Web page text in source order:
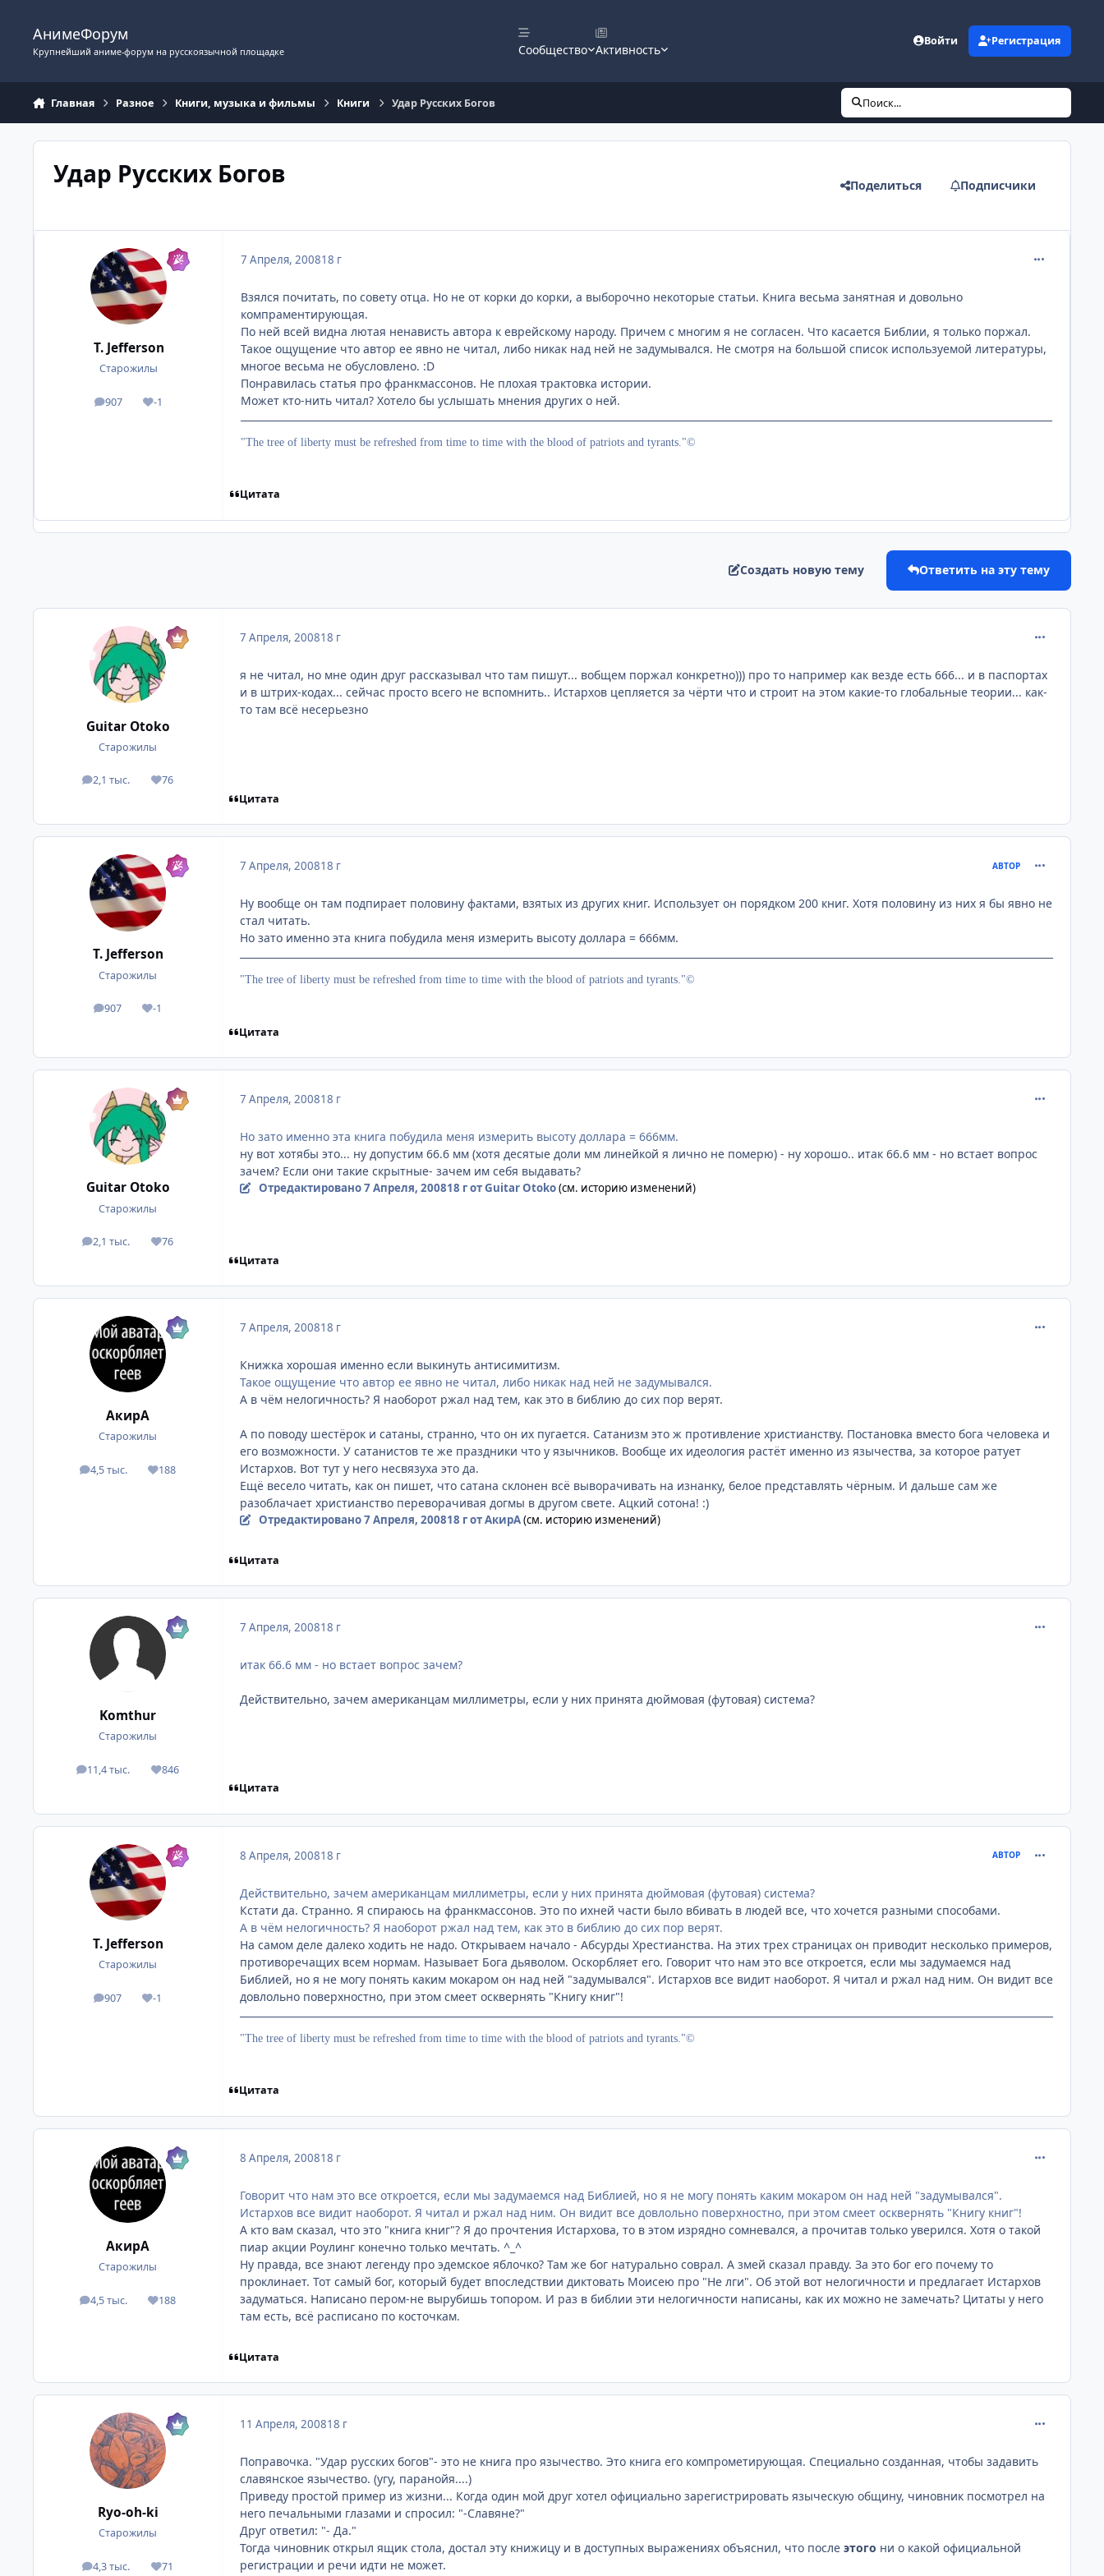
АнимеФорум
Крупнейший аниме-форум на русскоязычной площадке Сообщество Активность
Войти Регистрация
Главная Разное Книги, музыка и фильмы Книги Удар Русских Богов Поиск...
Удар Русских Богов Поделиться Подписчики
T. Jefferson
Старожилы
907
посты -1
Репутация
7 Апреля, 200818 г
Взялся почитать, по совету отца. Но не от корки до корки, а выборочно некоторые статьи. Книга весьма занятная и довольно
компраментирующая.
По ней всей видна лютая ненависть автора к еврейскому народу. Причем с многим я не согласен. Что касается Библии, я только поржал.
Такое ощущение что автор ее явно не читал, либо никак над ней не задумывался. Не смотря на большой список используемой литературы,
многое весьма не обусловлено. :D
Понравилась статья про франкмассонов. Не плохая трактовка истории.
Может кто-нить читал? Хотело бы услышать мнения других о ней.
"The tree of liberty must be refreshed from time to time with the blood of patriots and tyrants."©
Цитата
Создать новую тему Ответить на эту тему
Guitar Otoko
Старожилы
2,1 тыс.
посты 76
Репутация
7 Апреля, 200818 г
я не читал, но мне один друг рассказывал что там пишут... вобщем поржал конкретно))) про то например как везде есть 666... и в паспортах
и в штрих-кодах... сейчас просто всего не вспомнить.. Истархов цепляется за чёрти что и строит на этом какие-то глобальные теории... как-
то там всё несерьезно
Цитата
T. Jefferson
Старожилы
907
посты -1
Репутация
7 Апреля, 200818 г АВТОР
Ну вообще он там подпирает половину фактами, взятых из других книг. Использует он порядком 200 книг. Хотя половину из них я бы явно не
стал читать.
Но зато именно эта книга побудила меня измерить высоту доллара = 666мм.
"The tree of liberty must be refreshed from time to time with the blood of patriots and tyrants."©
Цитата
Guitar Otoko
Старожилы
2,1 тыс.
посты 76
Репутация
7 Апреля, 200818 г
Но зато именно эта книга побудила меня измерить высоту доллара = 666мм.
ну вот хотябы это... ну допустим 66.6 мм (хотя десятые доли мм линейкой я лично не померю) - ну хорошо.. итак 66.6 мм - но встает вопрос
зачем? Если они такие скрытные- зачем им себя выдавать?
Отредактировано7 Апреля, 200818 гот Guitar Otoko(см. историю изменений)
Цитата
АкирА
Старожилы
4,5 тыс.
посты 188
Репутация
7 Апреля, 200818 г
Книжка хорошая именно если выкинуть антисимитизм.
Такое ощущение что автор ее явно не читал, либо никак над ней не задумывался.
А в чём нелогичность? Я наоборот ржал над тем, как это в библию до сих пор верят.
А по поводу шестёрок и сатаны, странно, что он их пугается. Сатанизм это ж противление христианству. Постановка вместо бога человека и
его возможности. У сатанистов те же праздники что у язычников. Вообще их идеология растёт именно из язычества, за которое ратует
Истархов. Вот тут у него несвязуха это да.
Ещё весело читать, как он пишет, что сатана склонен всё выворачивать на изнанку, белое представлять чёрным. И дальше сам же
разоблачает христианство переворачивая догмы в другом свете. Ацкий сотона! :)
Отредактировано7 Апреля, 200818 гот АкирА(см. историю изменений)
Цитата
Komthur
Старожилы
11,4 тыс.
посты 846
Репутация
7 Апреля, 200818 г
итак 66.6 мм - но встает вопрос зачем?
Действительно, зачем американцам миллиметры, если у них принята дюймовая (футовая) система?
Цитата
T. Jefferson
Старожилы
907
посты -1
Репутация
8 Апреля, 200818 г АВТОР
Действительно, зачем американцам миллиметры, если у них принята дюймовая (футовая) система?
Кстати да. Странно. Я спираюсь на франкмассонов. Это по ихней части было вбивать в людей все, что хочется разными способами.
А в чём нелогичность? Я наоборот ржал над тем, как это в библию до сих пор верят.
На самом деле далеко ходить не надо. Открываем начало - Абсурды Хрестианства. На этих трех страницах он приводит несколько примеров,
противоречащих всем нормам. Называет Бога дьяволом. Оскорбляет его. Говорит что нам это все откроется, если мы задумаемся над
Библией, но я не могу понять каким мокаром он над ней "задумывался". Истархов все видит наоборот. Я читал и ржал над ним. Он видит все
довлольно поверхностно, при этом смеет осквернять "Книгу книг"!
"The tree of liberty must be refreshed from time to time with the blood of patriots and tyrants."©
Цитата
АкирА
Старожилы
4,5 тыс.
посты 188
Репутация
8 Апреля, 200818 г
Говорит что нам это все откроется, если мы задумаемся над Библией, но я не могу понять каким мокаром он над ней "задумывался".
Истархов все видит наоборот. Я читал и ржал над ним. Он видит все довлольно поверхностно, при этом смеет осквернять "Книгу книг"!
А кто вам сказал, что это "книга книг"? Я до прочтения Истархова, то в этом изрядно сомневался, а прочитав только уверился. Хотя о такой
пиар акции Роулинг конечно только мечтать. ^_^
Ну правда, все знают легенду про эдемское яблочко? Там же бог натурально соврал. А змей сказал правду. За это бог его почему то
проклинает. Тот самый бог, который будет впоследствии диктовать Моисею про "Не лги". Об этой вот нелогичности и предлагает Истархов
задуматься. Написано пером-не вырубишь топором. И раз в библии эти нелогичности написаны, как их можно не замечать? Цитаты у него
там есть, всё расписано по косточкам.
Цитата
Ryo-oh-ki
Старожилы
4,3 тыс.
посты 71
Репутация
11 Апреля, 200818 г
Поправочка. "Удар русских богов"- это не книга про язычество. Это книга его компрометирующая. Специально созданная, чтобы задавить
славянское язычество. (угу, паранойя....)
Приведу простой пример из жизни... Когда один мой друг хотел официально зарегистрировать языческую общину, чиновник посмотрел на
него печальными глазами и спросил: "-Славяне?"
Друг ответил: "- Да."
Тогда чиновник открыл ящик стола, достал эту книжицу и в доступных выражениях объяснил, что после этого ни о какой официальной
регистрации и речи идти не может.